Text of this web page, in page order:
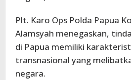
Plt. Karo Ops Polda Papua
Alamsyah menegaskan,
di Papua memiliki
transnasional yang
negara.